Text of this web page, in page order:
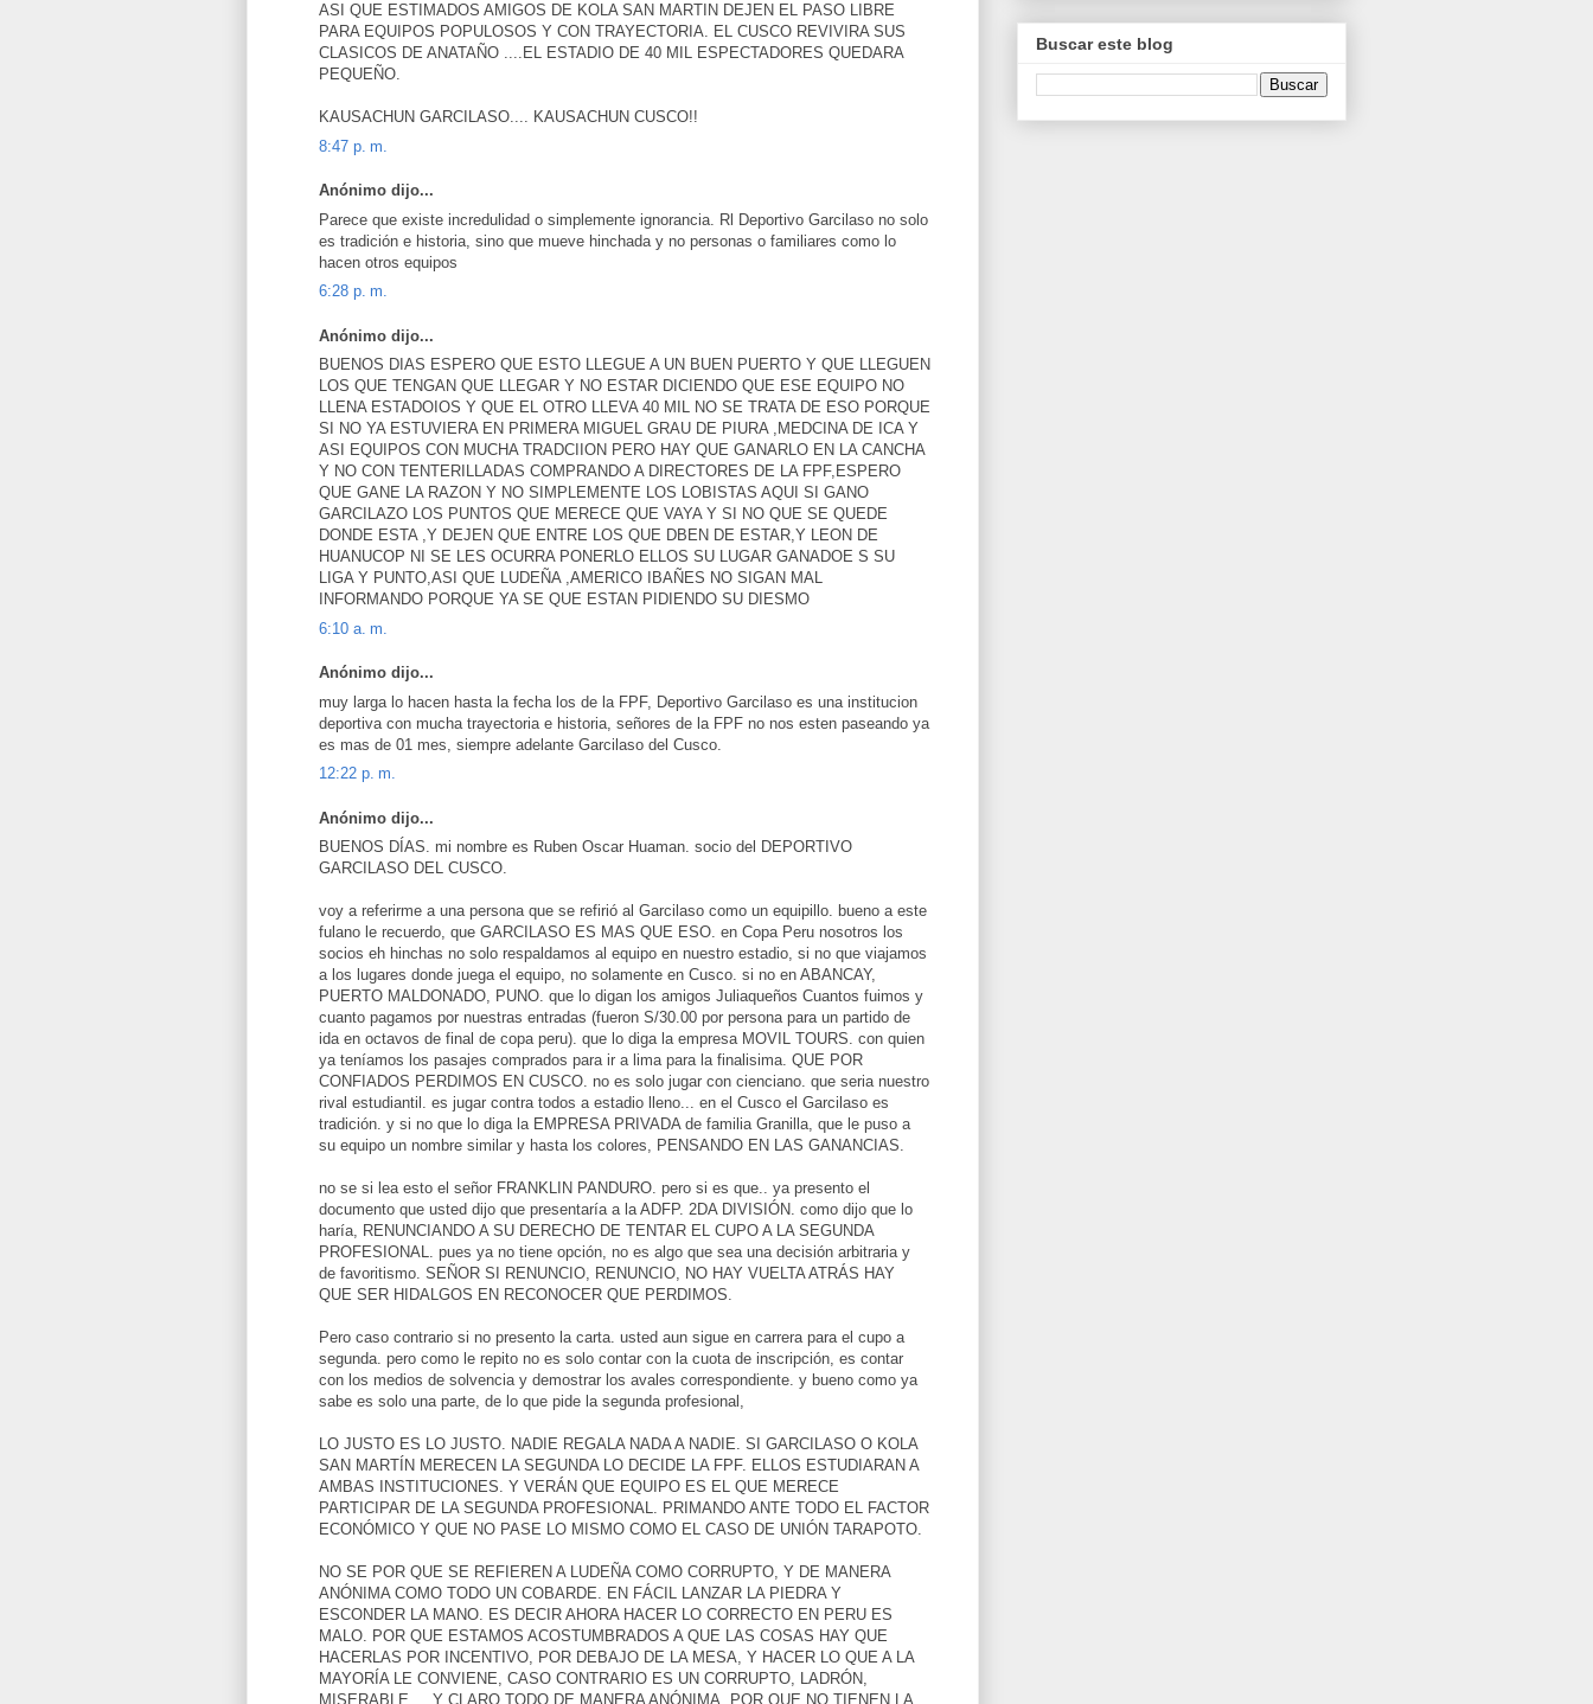
ASI QUE ESTIMADOS AMIGOS DE KOLA SAN MARTIN DEJEN EL PASO LIBRE
PARA EQUIPOS POPULOSOS Y CON TRAYECTORIA. EL CUSCO REVIVIRA SUS
CLASICOS DE ANATAÑO ....EL ESTADIO DE 40 MIL ESPECTADORES QUEDARA
PEQUEÑO.
KAUSACHUN GARCILASO.... KAUSACHUN CUSCO!!
8:47 p. m.
Anónimo dijo...
Parece que existe incredulidad o simplemente ignorancia. Rl Deportivo Garcilaso no solo
es tradición e historia, sino que mueve hinchada y no personas o familiares como lo
hacen otros equipos
6:28 p. m.
Anónimo dijo...
BUENOS DIAS ESPERO QUE ESTO LLEGUE A UN BUEN PUERTO Y QUE LLEGUEN
LOS QUE TENGAN QUE LLEGAR Y NO ESTAR DICIENDO QUE ESE EQUIPO NO
LLENA ESTADOIOS Y QUE EL OTRO LLEVA 40 MIL NO SE TRATA DE ESO PORQUE
SI NO YA ESTUVIERA EN PRIMERA MIGUEL GRAU DE PIURA ,MEDCINA DE ICA Y
ASI EQUIPOS CON MUCHA TRADCIION PERO HAY QUE GANARLO EN LA CANCHA
Y NO CON TENTERILLADAS COMPRANDO A DIRECTORES DE LA FPF,ESPERO
QUE GANE LA RAZON Y NO SIMPLEMENTE LOS LOBISTAS AQUI SI GANO
GARCILAZO LOS PUNTOS QUE MERECE QUE VAYA Y SI NO QUE SE QUEDE
DONDE ESTA ,Y DEJEN QUE ENTRE LOS QUE DBEN DE ESTAR,Y LEON DE
HUANUCOP NI SE LES OCURRA PONERLO ELLOS SU LUGAR GANADOE S SU
LIGA Y PUNTO,ASI QUE LUDEÑA ,AMERICO IBAÑES NO SIGAN MAL
INFORMANDO PORQUE YA SE QUE ESTAN PIDIENDO SU DIESMO
6:10 a. m.
Anónimo dijo...
muy larga lo hacen hasta la fecha los de la FPF, Deportivo Garcilaso es una institucion
deportiva con mucha trayectoria e historia, señores de la FPF no nos esten paseando ya
es mas de 01 mes, siempre adelante Garcilaso del Cusco.
12:22 p. m.
Anónimo dijo...
BUENOS DÍAS. mi nombre es Ruben Oscar Huaman. socio del DEPORTIVO
GARCILASO DEL CUSCO.
voy a referirme a una persona que se refirió al Garcilaso como un equipillo. bueno a este
fulano le recuerdo, que GARCILASO ES MAS QUE ESO. en Copa Peru nosotros los
socios eh hinchas no solo respaldamos al equipo en nuestro estadio, si no que viajamos
a los lugares donde juega el equipo, no solamente en Cusco. si no en ABANCAY,
PUERTO MALDONADO, PUNO. que lo digan los amigos Juliaqueños Cuantos fuimos y
cuanto pagamos por nuestras entradas (fueron S/30.00 por persona para un partido de
ida en octavos de final de copa peru). que lo diga la empresa MOVIL TOURS. con quien
ya teníamos los pasajes comprados para ir a lima para la finalisima. QUE POR
CONFIADOS PERDIMOS EN CUSCO. no es solo jugar con cienciano. que seria nuestro
rival estudiantil. es jugar contra todos a estadio lleno... en el Cusco el Garcilaso es
tradición. y si no que lo diga la EMPRESA PRIVADA de familia Granilla, que le puso a
su equipo un nombre similar y hasta los colores, PENSANDO EN LAS GANANCIAS.
no se si lea esto el señor FRANKLIN PANDURO. pero si es que.. ya presento el
documento que usted dijo que presentaría a la ADFP. 2DA DIVISIÓN. como dijo que lo
haría, RENUNCIANDO A SU DERECHO DE TENTAR EL CUPO A LA SEGUNDA
PROFESIONAL. pues ya no tiene opción, no es algo que sea una decisión arbitraria y
de favoritismo. SEÑOR SI RENUNCIO, RENUNCIO, NO HAY VUELTA ATRÁS HAY
QUE SER HIDALGOS EN RECONOCER QUE PERDIMOS.
Pero caso contrario si no presento la carta. usted aun sigue en carrera para el cupo a
segunda. pero como le repito no es solo contar con la cuota de inscripción, es contar
con los medios de solvencia y demostrar los avales correspondiente. y bueno como ya
sabe es solo una parte, de lo que pide la segunda profesional,
LO JUSTO ES LO JUSTO. NADIE REGALA NADA A NADIE. SI GARCILASO O KOLA
SAN MARTÍN MERECEN LA SEGUNDA LO DECIDE LA FPF. ELLOS ESTUDIARAN A
AMBAS INSTITUCIONES. Y VERÁN QUE EQUIPO ES EL QUE MERECE
PARTICIPAR DE LA SEGUNDA PROFESIONAL. PRIMANDO ANTE TODO EL FACTOR
ECONÓMICO Y QUE NO PASE LO MISMO COMO EL CASO DE UNIÓN TARAPOTO.
NO SE POR QUE SE REFIEREN A LUDEÑA COMO CORRUPTO, Y DE MANERA
ANÓNIMA COMO TODO UN COBARDE. EN FÁCIL LANZAR LA PIEDRA Y
ESCONDER LA MANO. ES DECIR AHORA HACER LO CORRECTO EN PERU ES
MALO. POR QUE ESTAMOS ACOSTUMBRADOS A QUE LAS COSAS HAY QUE
HACERLAS POR INCENTIVO, POR DEBAJO DE LA MESA, Y HACER LO QUE A LA
MAYORÍA LE CONVIENE, CASO CONTRARIO ES UN CORRUPTO, LADRÓN,
MISERABLE.... Y CLARO TODO DE MANERA ANÓNIMA, POR QUE NO TIENEN LA
Buscar este blog